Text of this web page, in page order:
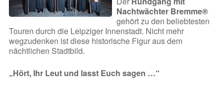
Nachtwächter Bremme®
gehört zu den beliebtesten
Touren durch die Leipziger Innenstadt. Nicht mehr
wegzudenken ist diese historische Figur aus dem
nächtlichen Stadtbild.
„Hört, Ihr Leut und lasst Euch sagen …“